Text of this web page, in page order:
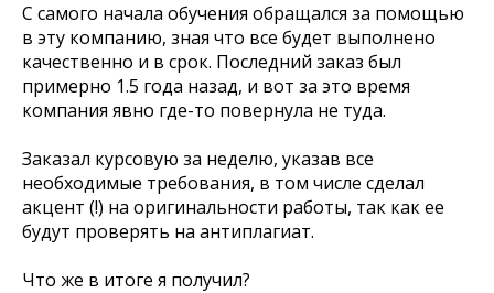
С самого начала обучения обращался за помощью
в эту компанию, зная что все будет выполнено
качественно и в срок. Последний заказ был
примерно 1.5 года назад, и вот за это время
компания явно где-то повернула не туда.
Заказал курсовую за неделю, указав все
необходимые требования, в том числе сделал
акцент (!) на оригинальности работы, так как ее
будут проверять на антиплагиат.
Что же в итоге я получил?